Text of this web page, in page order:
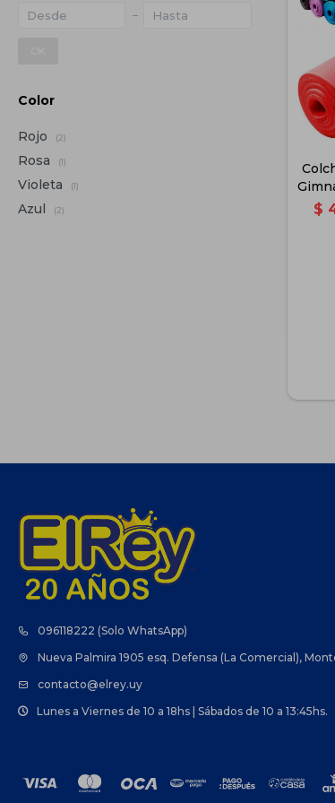
$
Color
Rojo (2)
Rosa (1)
Violeta (1)
Azul (2)
096118222 (Solo WhatsApp)
Nueva Palmira 1905 esq. Defensa (La Comercial),
contacto@elrey.uy
Lunes a Viernes de 10 a 18hs | Sábados de 10 a 13:45hs.